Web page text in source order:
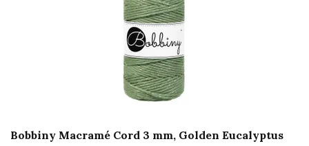
Bobbiny Macramé Cord 3 mm, Golden Eucalyptus